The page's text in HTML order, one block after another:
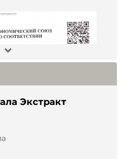
в том, что панты
самым крупным и
оленьих в Азии. Сама
невероятному
Экстракт